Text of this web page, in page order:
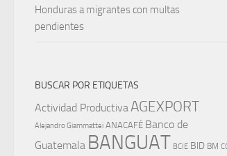
Honduras a migrantes con multas
pendientes
BUSCAR POR ETIQUETAS
Actividad ProductivaAGEXPORT
Alejandro Giammattei ANACAFÉ Banco de
Guatemala BANGUAT BCIE BID BM